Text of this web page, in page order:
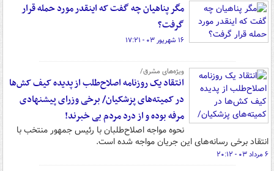
️مگر پناهیان چه گفت که اینقدر مورد حمله قرار
گرفت؟
۱۶ شهریور ۰۳ - ۱۷:۲۱
ویژه‌های مشرق/
انتقاد یک روزنامه اصلاح‌طلب از پدیده کیف کش‌ها
در کمیته‌های پزشکیان/ برخی وزرای پیشنهادی
مرفه بوده و از درد مردم بی خبرند!
نحوه مواجه اصلاح‌طلبان با رئیس جمهور منتخب با
انتقاد برخی رسانه‌های این جریان مواجه شده است.
۶ مرداد ۰۳ - ۲۰:۱۲